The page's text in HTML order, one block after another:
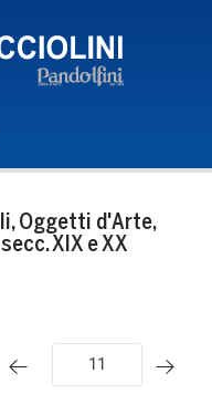
Oggetti d'Arte,
XIX e XX